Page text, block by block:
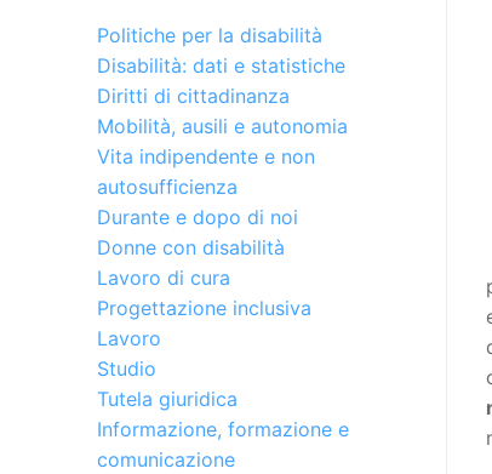
Politiche per la disabilità
Disabilità: dati e statistiche
Diritti di cittadinanza
Mobilità, ausili e autonomia
Vita indipendente e non
autosufficienza
Durante e dopo di noi
Donne con disabilità
Lavoro di cura
Progettazione inclusiva
Lavoro
Studio
Tutela giuridica
Informazione, formazione e
comunicazione